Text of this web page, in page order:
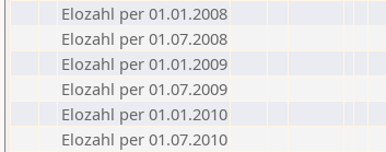
Elozahl per 01.01.2008
Elozahl per 01.07.2008
Elozahl per 01.01.2009
Elozahl per 01.07.2009
Elozahl per 01.01.2010
Elozahl per 01.07.2010